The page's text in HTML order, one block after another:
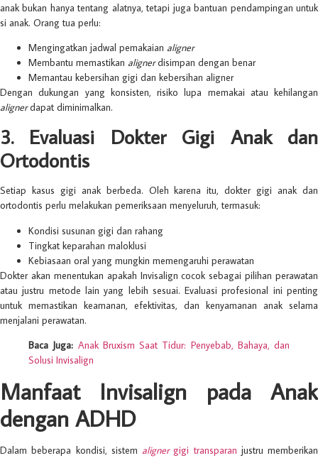
anak bukan hanya tentang alatnya, tetapi juga bantuan pendampingan untuk
si anak. Orang tua perlu:
Mengingatkan jadwal pemakaian aligner
Membantu memastikan alignerdisimpan dengan benar
Memantau kebersihan gigi dan kebersihan aligner
Dengan dukungan yang konsisten, risiko lupa memakai atau kehilangan
alignerdapat diminimalkan.
3. Evaluasi Dokter Gigi Anak dan
Ortodontis
Setiap kasus gigi anak berbeda. Oleh karena itu, dokter gigi anak dan
ortodontis perlu melakukan pemeriksaan menyeluruh, termasuk:
Kondisi susunan gigi dan rahang
Tingkat keparahan maloklusi
Kebiasaan oral yang mungkin memengaruhi perawatan
Dokter akan menentukan apakah Invisalign cocok sebagai pilihan perawatan
atau justru metode lain yang lebih sesuai. Evaluasi profesional ini penting
untuk memastikan keamanan, efektivitas, dan kenyamanan anak selama
menjalani perawatan.
Baca Juga: Anak Bruxism Saat Tidur: Penyebab, Bahaya, dan
Solusi Invisalign
Manfaat Invisalign pada Anak
dengan ADHD
Dalam beberapa kondisi, sistem alignergigi transparan justru memberikan